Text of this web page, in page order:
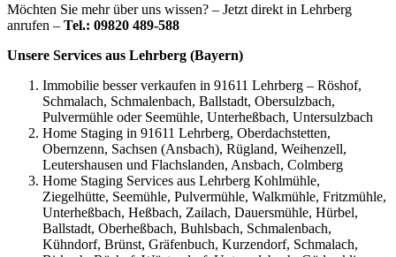
Möchten Sie mehr über uns wissen? – Jetzt direkt in Lehrberg
anrufen – Tel.: 09820 489-588
Unsere Services aus Lehrberg (Bayern)
Immobilie besser verkaufen in 91611 Lehrberg – Röshof,
Schmalach, Schmalenbach, Ballstadt, Obersulzbach,
Pulvermühle oder Seemühle, Unterheßbach, Untersulzbach
Home Staging in 91611 Lehrberg, Oberdachstetten,
Obernzenn, Sachsen (Ansbach), Rügland, Weihenzell,
Leutershausen und Flachslanden, Ansbach, Colmberg
Home Staging Services aus Lehrberg Kohlmühle,
Ziegelhütte, Seemühle, Pulvermühle, Walkmühle, Fritzmühle,
Unterheßbach, Heßbach, Zailach, Dauersmühle, Hürbel,
Ballstadt, Oberheßbach, Buhlsbach, Schmalenbach,
Kühndorf, Brünst, Gräfenbuch, Kurzendorf, Schmalach,